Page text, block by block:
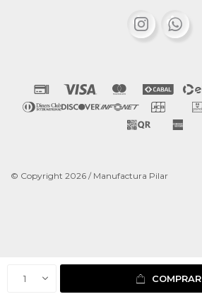
1 COMPRAR
 
© Copyright 2026 / Manufactura Pilar